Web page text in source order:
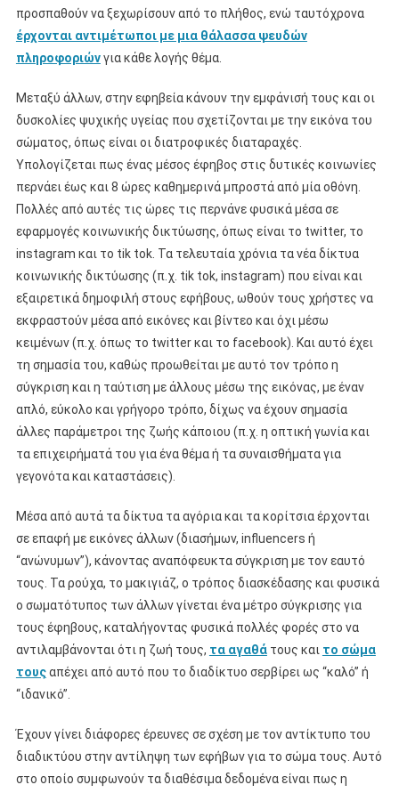
προσπαθούν να ξεχωρίσουν από το πλήθος, ενώ ταυτόχρονα
έρχονται αντιμέτωποι με μια θάλασσα ψευδών
πληροφοριώνγια κάθε λογής θέμα.
Μεταξύ άλλων, στην εφηβεία κάνουν την εμφάνισή τους και οι
δυσκολίες ψυχικής υγείας που σχετίζονται με την εικόνα του
σώματος, όπως είναι οι διατροφικές διαταραχές.
Υπολογίζεται πως ένας μέσος έφηβος στις δυτικές κοινωνίες
περνάει έως και 8 ώρες καθημερινά μπροστά από μία οθόνη.
Πολλές από αυτές τις ώρες τις περνάνε φυσικά μέσα σε
εφαρμογές κοινωνικής δικτύωσης, όπως είναι το twitter, το
instagram και το tik tok. Τα τελευταία χρόνια τα νέα δίκτυα
κοινωνικής δικτύωσης (π.χ. tik tok, instagram) που είναι και
εξαιρετικά δημοφιλή στους εφήβους, ωθούν τους χρήστες να
εκφραστούν μέσα από εικόνες και βίντεο και όχι μέσω
κειμένων (π.χ. όπως το twitter και το facebook). Και αυτό έχει
τη σημασία του, καθώς προωθείται με αυτό τον τρόπο η
σύγκριση και η ταύτιση με άλλους μέσω της εικόνας, με έναν
απλό, εύκολο και γρήγορο τρόπο, δίχως να έχουν σημασία
άλλες παράμετροι της ζωής κάποιου (π.χ. η οπτική γωνία και
τα επιχειρήματά του για ένα θέμα ή τα συναισθήματα για
γεγονότα και καταστάσεις).
Μέσα από αυτά τα δίκτυα τα αγόρια και τα κορίτσια έρχονται
σε επαφή με εικόνες άλλων (διασήμων, influencers ή
“ανώνυμων”), κάνοντας αναπόφευκτα σύγκριση με τον εαυτό
τους. Τα ρούχα, το μακιγιάζ, ο τρόπος διασκέδασης και φυσικά
ο σωματότυπος των άλλων γίνεται ένα μέτρο σύγκρισης για
τους έφηβους, καταλήγοντας φυσικά πολλές φορές στο να
αντιλαμβάνονται ότι η ζωή τους, τα αγαθάτους και το σώμα
τουςαπέχει από αυτό που το διαδίκτυο σερβίρει ως “καλό” ή
“ιδανικό”.
Έχουν γίνει διάφορες έρευνες σε σχέση με τον αντίκτυπο του
διαδικτύου στην αντίληψη των εφήβων για το σώμα τους. Αυτό
στο οποίο συμφωνούν τα διαθέσιμα δεδομένα είναι πως η